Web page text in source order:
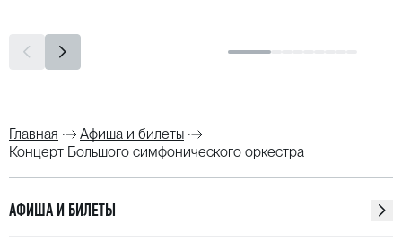
Главная
Афиша и билеты
Концерт Большого симфонического оркестра
АФИША И БИЛЕТЫ